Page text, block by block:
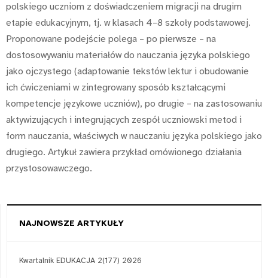
polskiego uczniom z doświadczeniem migracji na drugim
etapie edukacyjnym, tj. w klasach 4–8 szkoły podstawowej.
Proponowane podejście polega – po pierwsze – na
dostosowywaniu materiałów do nauczania języka polskiego
jako ojczystego (adaptowanie tekstów lektur i obudowanie
ich ćwiczeniami w zintegrowany sposób kształcącymi
kompetencje językowe uczniów), po drugie – na zastosowaniu
aktywizujących i integrujących zespół uczniowski metod i
form nauczania, właściwych w nauczaniu języka polskiego jako
drugiego. Artykuł zawiera przykład omówionego działania
przystosowawczego.
NAJNOWSZE ARTYKUŁY
Kwartalnik EDUKACJA 2(177) 2026